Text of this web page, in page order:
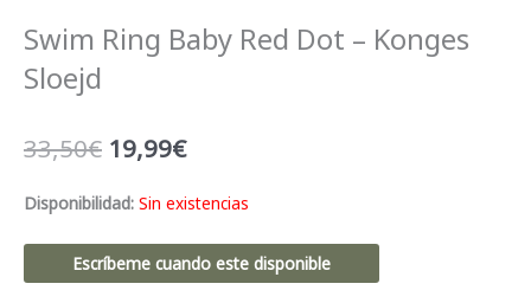
Swim Ring Baby Red Dot – Konges
Sloejd
33,50€ El
original
33,50€.
19,99€El
actual
19,99€.
Disponibilidad: Sin existencias
Escríbeme cuando este disponible